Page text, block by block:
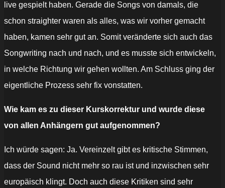
live gespielt haben. Gerade die Songs von damals, die
schon straighter waren als alles, was wir vorher gemacht
haben, kamen sehr gut an. Somit veränderte sich auch das
Songwriting nach und nach, und es musste sich entwickeln,
in welche Richtung wir gehen wollten. Am Schluss ging der
eigentliche Prozess sehr fix vonstatten.
Wie kam es zu dieser Kurskorrektur und wurde diese
von allen Anhängern gut aufgenommen?
Ich würde sagen: Ja. Vereinzelt gibt es kritische Stimmen,
dass der Sound nicht mehr so rau ist und inzwischen sehr
europäisch klingt. Doch auch diese Kritiken sind sehr